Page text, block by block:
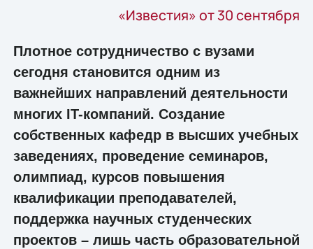
«Известия» от 30 сентября
Плотное сотрудничество с вузами
сегодня становится одним из
важнейших направлений деятельности
многих IT-компаний. Создание
собственных кафедр в высших учебных
заведениях, проведение семинаров,
олимпиад, курсов повышения
квалификации преподавателей,
поддержка научных студенческих
проектов – лишь часть образовательной